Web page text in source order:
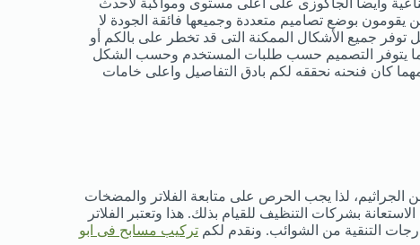
وايضا الجاكوزى على أعلى مستوى ومواكبة لأحدث
يقومون بوضع تصاميم متعددة وجميعها فائقة الجودة لا
جميع الأشكال الممكنة التى قد تخطر على بالكم أو
كما يتوفر التصميم حسب طلبات المستخدم وحسب الشكل
كان فنحنه نحققه لكم بادق التفاصيل واعلى خامات
لذا يجب الحرص على متابعة الفلاتر والمضخات
كما ويمكن الاستعانة بشركات التنظيف للقيام بذلك. هذا وتعتبر الفلاتر
التنقية من الشوائب. ونقدم لكم تركيب مسابح فى ابو